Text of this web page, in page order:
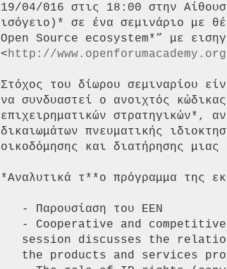
19/04/016 στις 18:00 στην
ισόγειο)* σε ένα σεμινάριο
Open Source ecosystem*” με
<http://
Στόχος του δίωρου σεμιναρίου
να συνδυαστεί ο ανοιχτός
επιχειρηματικών στρατηγικών*,
δικαιωμάτων πνευματικής
οικοδόμησης και διατήρησης
*Αναλυτικά τ**ο πρόγραμμα της